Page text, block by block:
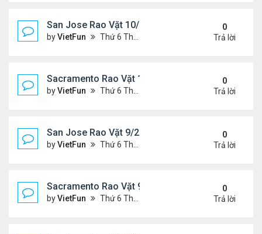
San Jose Rao Vặt 10/1/21 - 10/8/21
byVietFun Thứ 6 Tháng 10 01, 2021 1:04 pm
0
Trả lời
Sacramento Rao Vặt 10/1/21 - 10/8/21
byVietFun Thứ 6 Tháng 10 01, 2021 12:57 pm
0
Trả lời
San Jose Rao Vặt 9/24/21- 10/1/21
byVietFun Thứ 6 Tháng 9 24, 2021 8:08 pm
0
Trả lời
Sacramento Rao Vặt 9/24/21- 10/1/21
byVietFun Thứ 6 Tháng 9 24, 2021 1:06 pm
0
Trả lời